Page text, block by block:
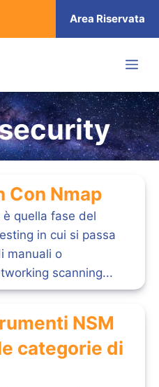
Area Riservata
Con Nmap
è quella fase del
in cui si passa
manuali o
scanning...
NSM
categorie di